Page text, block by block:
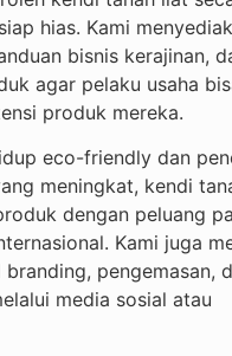
hias. Kami
bisnis kerajinan,
agar pelaku usaha
produk mereka.
eco-friendly dan
meningkat, kendi
dengan peluang
Kami juga
pengemasan,
media sosial atau